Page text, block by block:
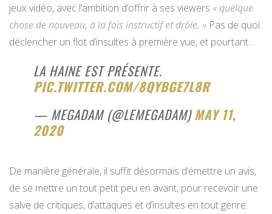
jeux vidéo, avec l’ambition d’offrir à ses viewers « quelque
chose de nouveau, à la fois instructif et drôle. » Pas de quoi
déclencher un flot d’insultes à première vue, et pourtant…
LA HAINE EST PRÉSENTE.
PIC.TWITTER.COM/8QYBGE7L8R
— MEGADAM (@LEMEGADAM)MAY 11,
2020
De manière générale, il suffit désormais d’émettre un avis,
de se mettre un tout petit peu en avant, pour recevoir une
salve de critiques, d’attaques et d’insultes en tout genre.